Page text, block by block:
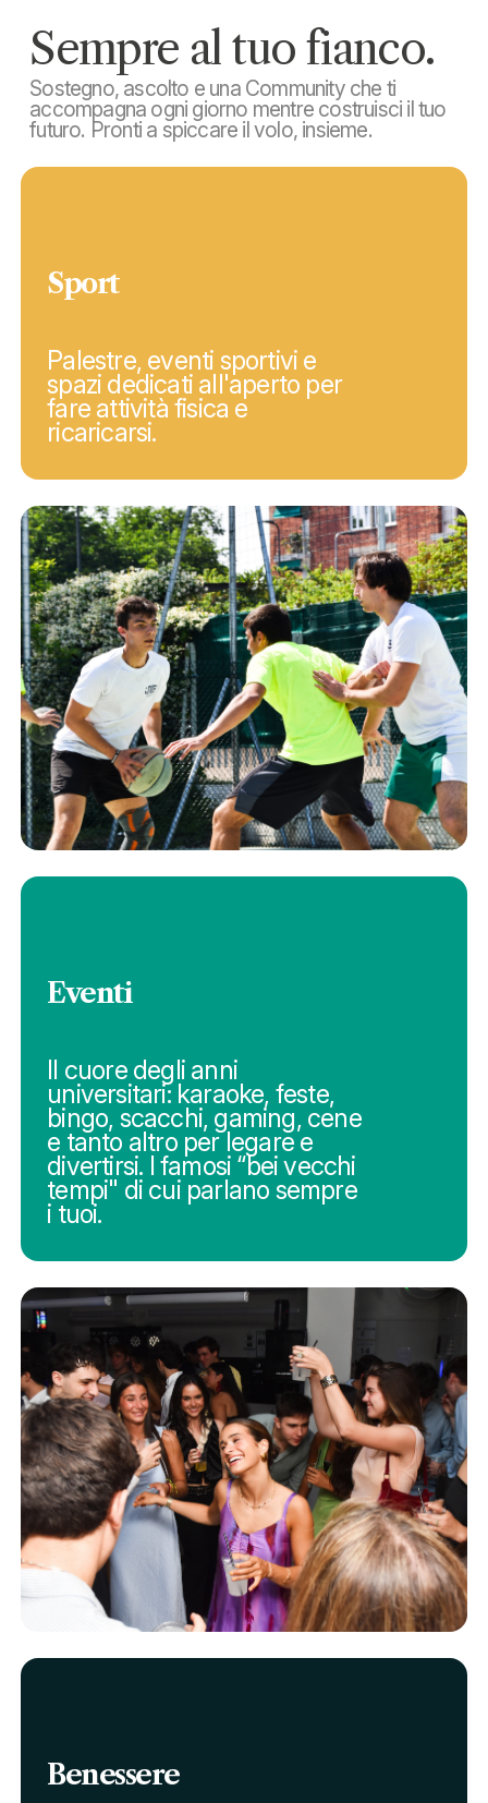
Sempre al tuo fianco.
Sostegno, ascolto e una Community che ti
accompagna ogni giorno mentre costruisci il tuo
futuro. Pronti a spiccare il volo, insieme.
Sport
Palestre, eventi sportivi e
spazi dedicati all'aperto per
fare attività fisica e
ricaricarsi.
Eventi
Il cuore degli anni
universitari: karaoke, feste,
bingo, scacchi, gaming, cene
e tanto altro per legare e
divertirsi. I famosi “bei vecchi
tempi" di cui parlano sempre
i tuoi.
Benessere